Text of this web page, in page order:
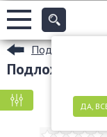
ДА,
Подносы и
Подложки